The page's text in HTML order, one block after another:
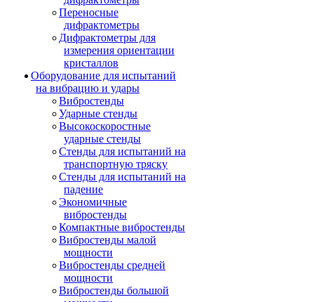
Переносные
дифрактометры
Дифрактометры для
измерения ориентации
кристаллов
Оборудование для испытаний
на вибрацию и удары
Вибростенды
Ударные стенды
Высокоскоростные
ударные стенды
Стенды для испытаний на
транспортную тряску
Стенды для испытаний на
падение
Экономичные
вибростенды
Компактные вибростенды
Вибростенды малой
мощности
Вибростенды средней
мощности
Вибростенды большой